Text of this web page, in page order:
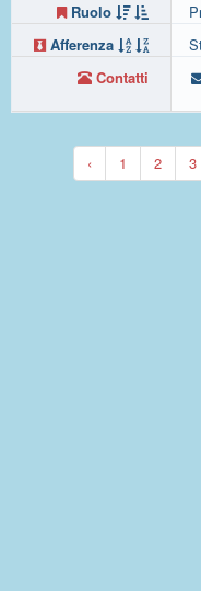
Ruolo
Afferenza
Contatti
‹ 1 2 3